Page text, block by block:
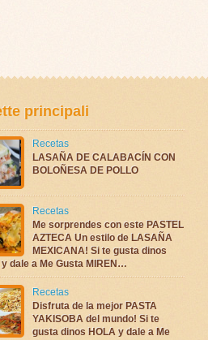
principali
Recetas
LASAÑA DE CALABACÍN CON
BOLOÑESA DE POLLO
Recetas
Me sorprendes con este PASTEL
AZTECA Un estilo de LASAÑA
MEXICANA! Si te gusta dinos
y dale a Me Gusta MIREN…
Recetas
Disfruta de la mejor PASTA
YAKISOBA del mundo! Si te
gusta dinos HOLA y dale a Me